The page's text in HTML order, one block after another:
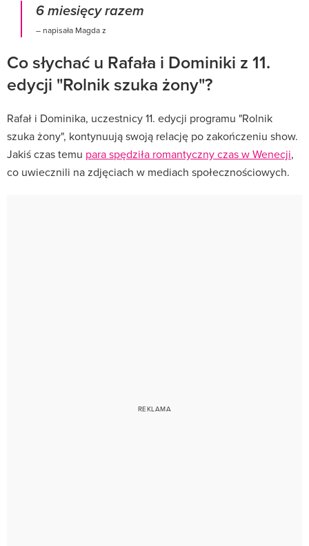
6 miesięcy razem
– napisała Magda z
Co słychać u Rafała i Dominiki z 11.
edycji "Rolnik szuka żony"?
Rafał i Dominika, uczestnicy 11. edycji programu "Rolnik
szuka żony", kontynuują swoją relację po zakończeniu show.
Jakiś czas temu para spędziła romantyczny czas w Wenecji,
co uwiecznili na zdjęciach w mediach społecznościowych.